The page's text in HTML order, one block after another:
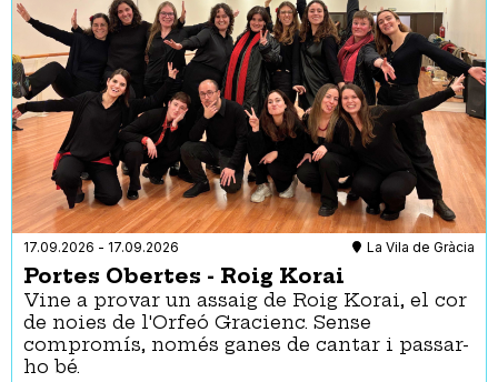
Accessibilitat
Activitats i espais 100% accessibles
Anell magnètic
Els gossos pigall o d'assistència són benvinguts
Intèrpret en llengua de signes (a demanda)
Intèrpret en llengua de signes (per defecte)
Materials relacionats i per seguir l’activitat en Braille
Materials relacionats i per seguir l’activitat fets amb
lectura fàcil
Materials tàctils
Pictogrames explicatius de l’activitat i els espais
Reserva de places d'aparcament per a persones amb
mobilitat reduïda
Reserva de seients per a persones amb discapacitat
visual i auditiva
Servei d’audiodescripció
17.09.2026 - 17.09.2026 La Vila de Gràcia
Portes Obertes - Roig Korai
Vine a provar un assaig de Roig Korai, el cor
de noies de l'Orfeó Gracienc. Sense
compromís, només ganes de cantar i passar-
ho bé.